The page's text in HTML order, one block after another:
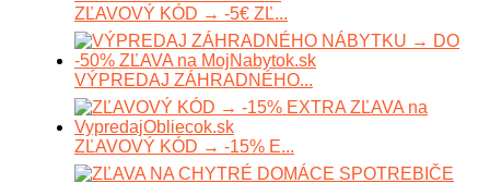
ZĽAVOVÝ KÓD → -5€ ZĽ...
VÝPREDAJ ZÁHRADNÉHO...
ZĽAVOVÝ KÓD → -15% E...